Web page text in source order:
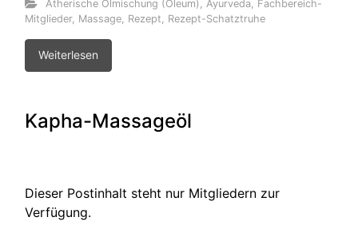
Ätherische Ölmischung (Oleum) Ayurveda, Fachbereich-
Mitglieder, Massage Rezept Rezept-Schatztruhe
Weiterlesen
Kapha-Massageöl
Dieser Postinhalt steht nur Mitgliedern zur
Verfügung.